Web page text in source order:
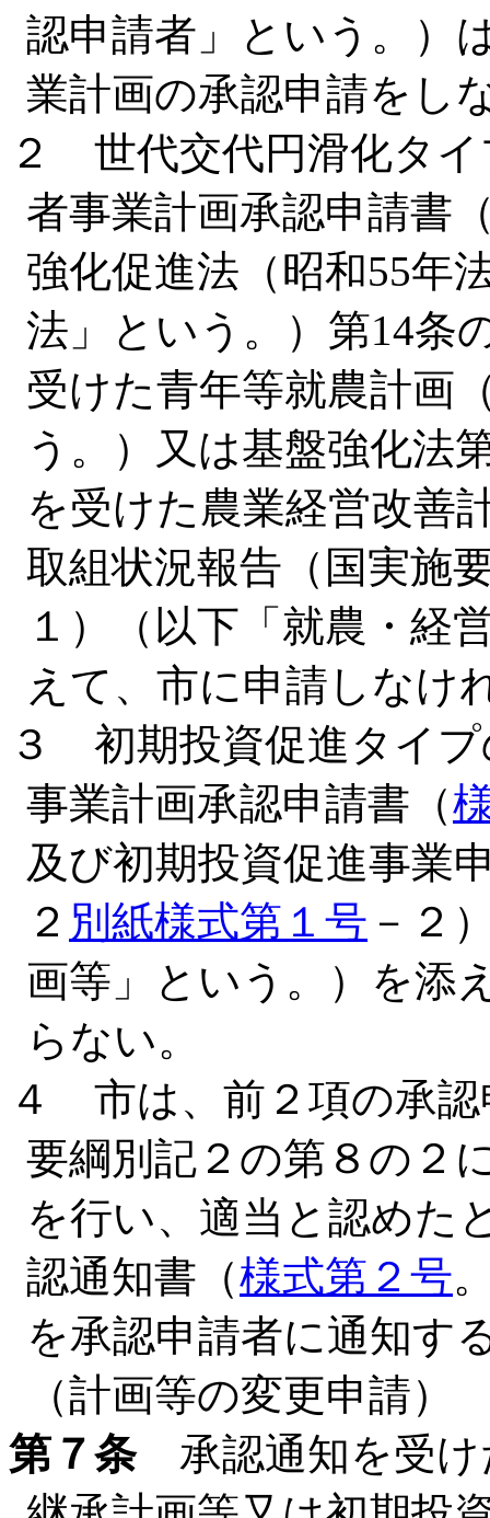
認申請者」という。）
業計画の承認申請をし
２ 世代交代円滑化タイ
者事業計画承認申請書
強化促進法（昭和55年
法」という。）第14条
受けた青年等就農計画
う。）又は基盤強化法
を受けた農業経営改善
取組状況報告（国実施
１）（以下「就農・経
えて、市に申請しなけ
３ 初期投資促進タイプ
事業計画承認申請書（
及び初期投資促進事業
２ 別紙様式第１号 －２
画等」という。）を添
らない。
４ 市は、前２項の承認
要綱別記２の第８の２
を行い、適当と認めた
認通知書（様式第２号
を承認申請者に通知す
（計画等の変更申請）
第７条承認通知を受け